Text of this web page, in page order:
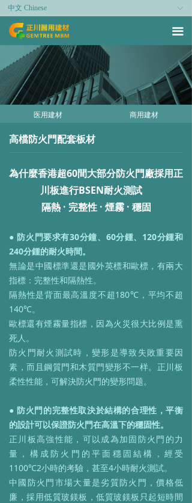
끀
ꀅ
中文 Chinese
高檔防火門配套板材
為什麼香港超60間大部分防火門廠採用正
川板進行BSEN耐火測試
隔熱 · 完整性 · 煙霧 · 穩固
● 防火門要求有30分鐘、60分鍾、120分鍾和
240分鍾的耐火時間。
無論是中國標準還是國外英標和歐標，有兩大
指標：完整性和隔熱性。
隔熱性是背面最高溫度不超180℃，平均不超
140℃。
歐標還有煙霧量指標，因為火災很大比例是熏
死人。
防火門耐火測試時，變形是導致失敗重要因
素，而且鋼質門和木質門變形不一样。正川板
柔性性能，可解決防火門的變形問题。
● 防火門的完整性取決於結構的合理性，平衡
的設計可以保證防火門在高溫下的穩固性。
正川板高強性能，可以成為加固防火門的力
量，構成防火門的平面穩固結構，經受
1100℃2小時的考驗，甚至4小時耐火測試。
中國防火門市場大量是劣質防火門，價格低
廉，採用低質玻鎂板，低質玻鎂板只起短時間
医用建材 商用建材